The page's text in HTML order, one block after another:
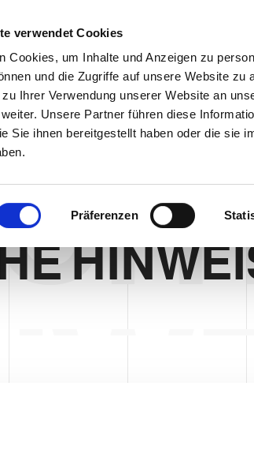
verwendet Cookies
Cookies, um Inhalte und Anzeigen zu
und die Zugriffe auf unsere Website zu
Ihrer Verwendung unserer Website an
Unsere Partner führen diese
Sie ihnen bereitgestellt haben oder die sie
Präferenzen
UNTERNEHMEN SYSTEMEN